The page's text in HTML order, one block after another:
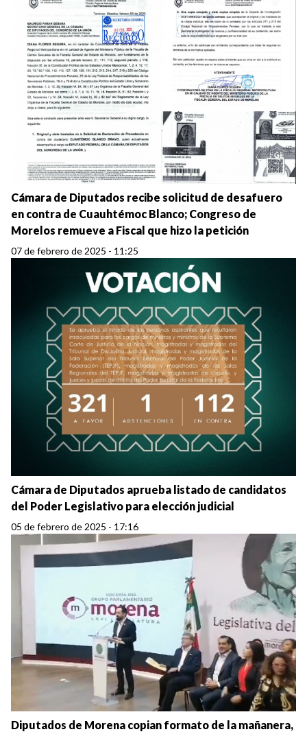
Cámara de Diputados recibe solicitud de desafuero
en contra de Cuauhtémoc Blanco; Congreso de
Morelos remueve a Fiscal que hizo la petición
07 de febrero de 2025 - 11:25
Cámara de Diputados aprueba listado de candidatos
del Poder Legislativo para elección judicial
05 de febrero de 2025 - 17:16
Diputados de Morena copian formato de la mañanera,